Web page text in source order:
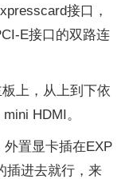
接口，
E接口的双路连
上，从上到下依
HDMI。
置显卡插在EXP
插进去就行，来